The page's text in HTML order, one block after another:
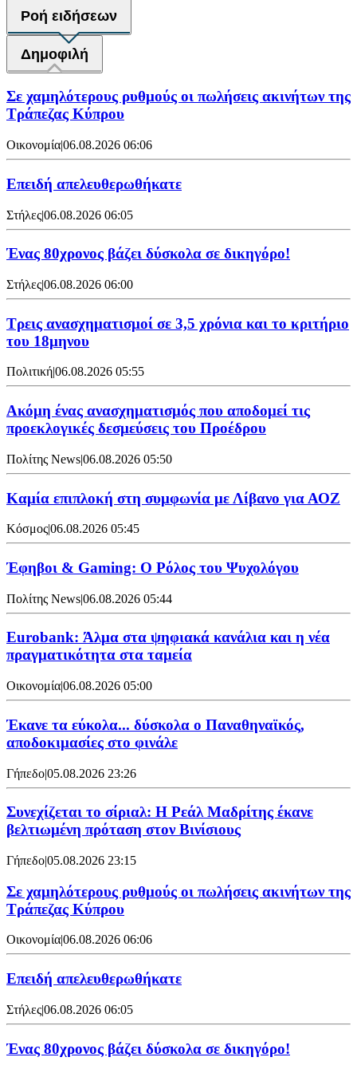
Ροή ειδήσεων
Δημοφιλή
Σε χαμηλότερους ρυθμούς οι πωλήσεις ακινήτων της
Τράπεζας Κύπρου
Οικονομία|06.08.2026 06:06
Επειδή απελευθερωθήκατε
Στήλες|06.08.2026 06:05
Ένας 80χρονος βάζει δύσκολα σε δικηγόρο!
Στήλες|06.08.2026 06:00
Τρεις ανασχηματισμοί σε 3,5 χρόνια και το κριτήριο
του 18μηνου
Πολιτική|06.08.2026 05:55
Ακόμη ένας ανασχηματισμός που αποδομεί τις
προεκλογικές δεσμεύσεις του Προέδρου
Πολίτης News|06.08.2026 05:50
Καμία επιπλοκή στη συμφωνία με Λίβανο για ΑΟΖ
Κόσμος|06.08.2026 05:45
Έφηβοι & Gaming: Ο Ρόλος του Ψυχολόγου
Πολίτης News|06.08.2026 05:44
Eurobank: Άλμα στα ψηφιακά κανάλια και η νέα
πραγματικότητα στα ταμεία
Οικονομία|06.08.2026 05:00
Έκανε τα εύκολα... δύσκολα ο Παναθηναϊκός,
αποδοκιμασίες στο φινάλε
Γήπεδο|05.08.2026 23:26
Συνεχίζεται το σίριαλ: Η Ρεάλ Μαδρίτης έκανε
βελτιωμένη πρόταση στον Βινίσιους
Γήπεδο|05.08.2026 23:15
Σε χαμηλότερους ρυθμούς οι πωλήσεις ακινήτων της
Τράπεζας Κύπρου
Οικονομία|06.08.2026 06:06
Επειδή απελευθερωθήκατε
Στήλες|06.08.2026 06:05
Ένας 80χρονος βάζει δύσκολα σε δικηγόρο!